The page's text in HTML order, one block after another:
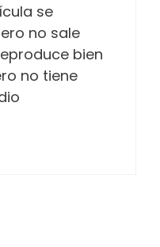
se
no sale
bien
no tiene